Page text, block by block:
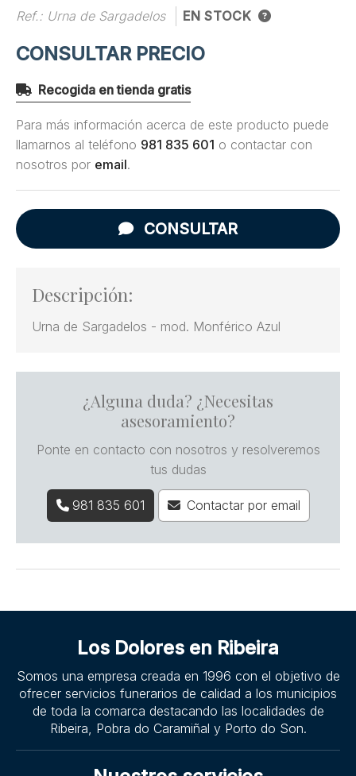
Ref.: Urna de Sargadelos EN STOCK
CONSULTAR PRECIO
Recogida en tienda gratis
Para más información acerca de este producto puede
llamarnos al teléfono 981 835 601 o contactar con
nosotros por email.
CONSULTAR
Descripción:
Urna de Sargadelos - mod. Monférico Azul
¿Alguna duda? ¿Necesitas
asesoramiento?
Ponte en contacto con nosotros y resolveremos
tus dudas
981 835 601 Contactar por email
Los Dolores en Ribeira
Somos una empresa creada en 1996 con el objetivo de
ofrecer servicios funerarios de calidad a los municipios
de toda la comarca destacando las localidades de
Ribeira, Pobra do Caramiñal y Porto do Son.